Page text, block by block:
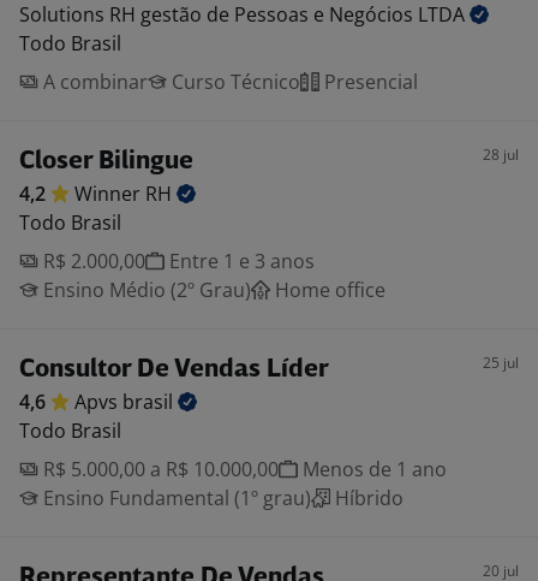
Solutions RH gestão de Pessoas e Negócios LTDA
Todo Brasil
A combinar
Curso Técnico Presencial
Closer Bilingue 28 jul
4,2 Winner RH
Todo Brasil
R$ 2.000,00
Entre 1 e 3 anos
Ensino Médio (2º Grau)
Home office
Consultor De Vendas Líder 25 jul
4,6 Apvs brasil
Todo Brasil
R$ 5.000,00 a R$ 10.000,00
Menos de 1 ano
Ensino Fundamental (1º grau)
Híbrido
20 jul